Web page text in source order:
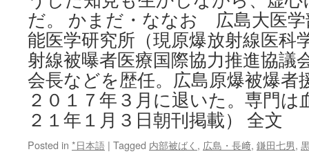
だ。 かまだ・ななお 広島大医学
能医学研究所（現原爆放射線医科
射線被曝者医療国際協力推進協議
会長などを歴任。広島原爆被爆者
２０１７年３月に退いた。専門は
２１年１月３日朝刊掲載） 全文
Posted in *日本語 | Tagged 内部被ばく , 広島・長﨑, 鎌田七男,